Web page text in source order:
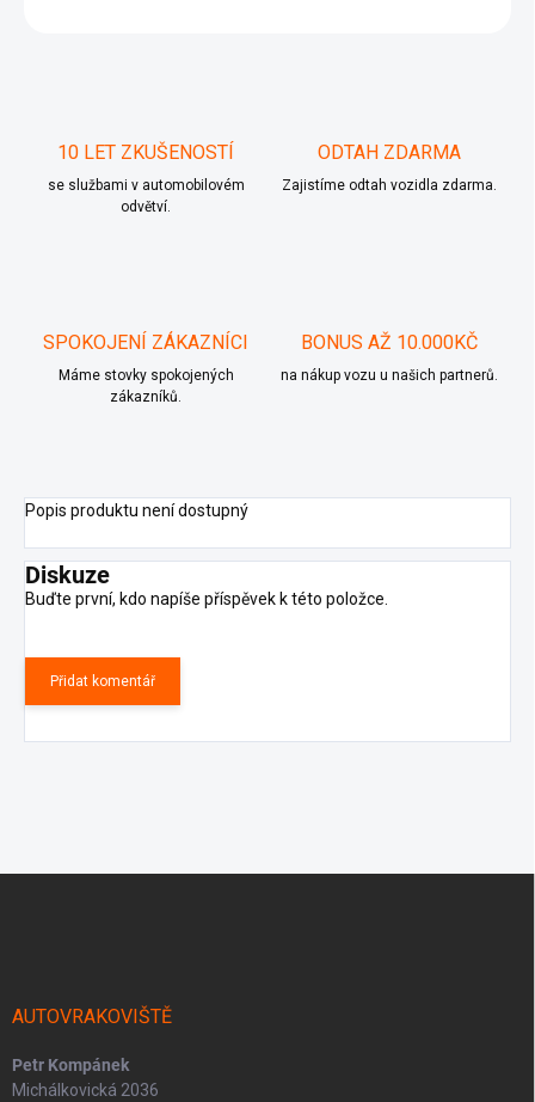
10 LET ZKUŠENOSTÍ
se službami v automobilovém
odvětví.
ODTAH ZDARMA
Zajistíme odtah vozidla zdarma.
SPOKOJENÍ ZÁKAZNÍCI
Máme stovky spokojených
zákazníků.
BONUS AŽ 10.000KČ
na nákup vozu u našich partnerů.
Popis produktu není dostupný
Diskuze
Buďte první, kdo napíše příspěvek k této položce.
Přidat komentář
AUTOVRAKOVIŠTĚ
Petr Kompánek
Michálkovická 2036